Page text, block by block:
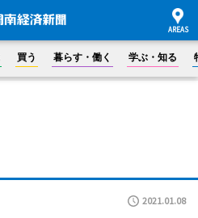
買う 暮らす・働く 学ぶ・知る
2021.01.08